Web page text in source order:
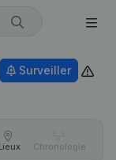
Surveiller
Chronologie